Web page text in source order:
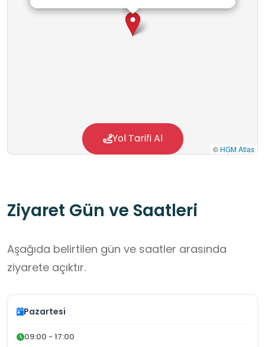
© HGM Atlas
Yol Tarifi Al
Ziyaret Gün ve Saatleri
Aşağıda belirtilen gün ve saatler arasında
ziyarete açıktır.
Pazartesi
09:00 - 17:00